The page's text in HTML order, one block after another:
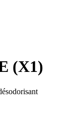
(X1)